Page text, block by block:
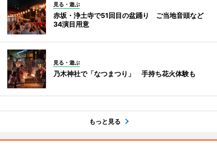
見る・遊ぶ
赤坂・浄土寺で51回目の盆踊り ご当地音頭など
34演目用意
見る・遊ぶ
乃木神社で「なつまつり」 手持ち花火体験も
もっと見る